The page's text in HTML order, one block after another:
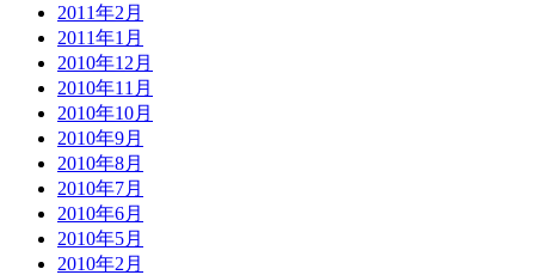
2011年2月
2011年1月
2010年12月
2010年11月
2010年10月
2010年9月
2010年8月
2010年7月
2010年6月
2010年5月
2010年2月